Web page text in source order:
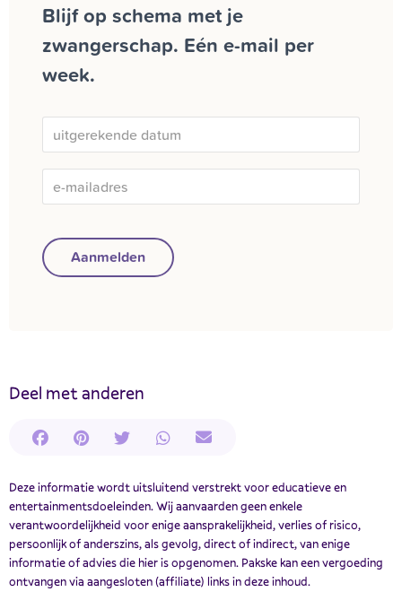
Blijf op schema met je
zwangerschap. Eén e-mail per
week.
Aanmelden
Deel met anderen
Deze informatie wordt uitsluitend verstrekt voor educatieve en
entertainmentsdoeleinden. Wij aanvaarden geen enkele
verantwoordelijkheid voor enige aansprakelijkheid, verlies of risico,
persoonlijk of anderszins, als gevolg, direct of indirect, van enige
informatie of advies die hier is opgenomen. Pakske kan een vergoeding
ontvangen via aangesloten (affiliate) links in deze inhoud.